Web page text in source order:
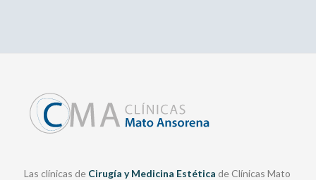
Las clínicas de Cirugía y Medicina Estética de Clínicas Mato